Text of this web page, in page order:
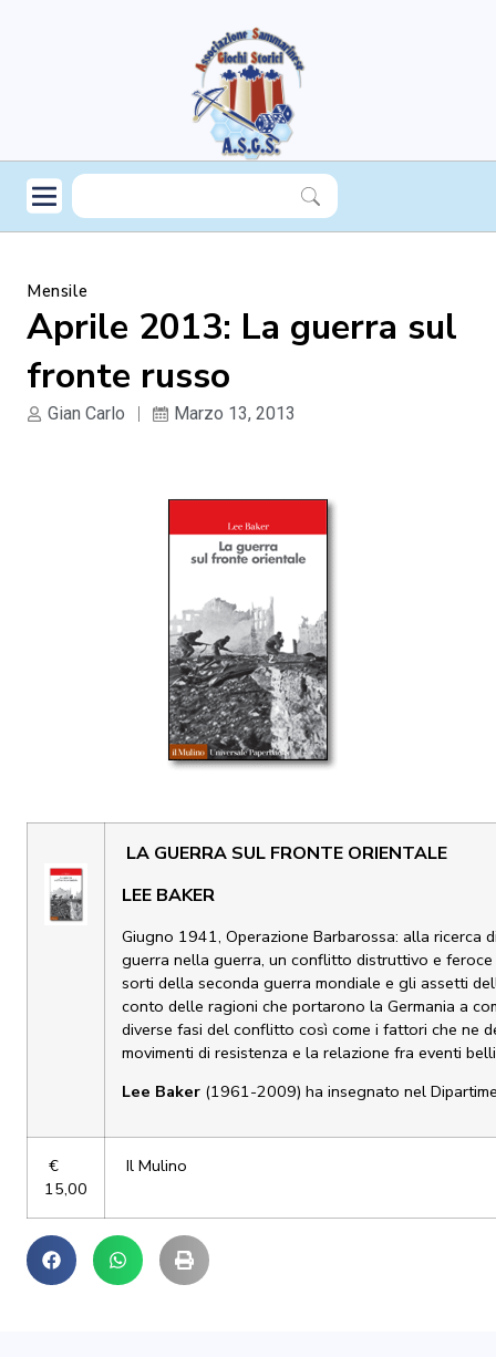
Mensile
Aprile 2013: La guerra sul
fronte russo
Gian Carlo Marzo 13, 2013
LA GUERRA SUL FRONTE ORIENTALE
LEE BAKER
Giugno 1941, Operazione Barbarossa: alla ricerca
guerra nella guerra, un conflitto distruttivo e
sorti della seconda guerra mondiale e gli assetti
conto delle ragioni che portarono la Germania a
diverse fasi del conflitto così come i fattori che ne
movimenti di resistenza e la relazione fra eventi
Lee Baker (1961-2009) ha insegnato nel
€
15,00
Il Mulino